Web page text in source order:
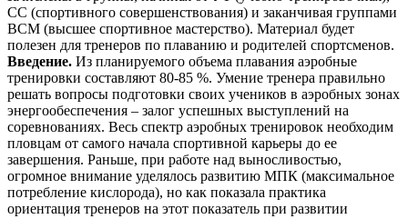
СС (спортивного совершенствования) и заканчивая группами
ВСМ (высшее спортивное мастерство). Материал будет
полезен для тренеров по плаванию и родителей спортсменов.
Введение. Из планируемого объема плавания аэробные
тренировки составляют 80-85 %. Умение тренера правильно
решать вопросы подготовки своих учеников в аэробных зонах
энергообеспечения – залог успешных выступлений на
соревнованиях. Весь спектр аэробных тренировок необходим
пловцам от самого начала спортивной карьеры до ее
завершения. Раньше, при работе над выносливостью,
огромное внимание уделялось развитию МПК (максимальное
потребление кислорода), но как показала практика
ориентация тренеров на этот показатель при развитии